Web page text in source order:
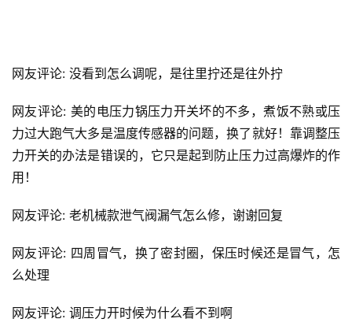
网友评论: 没看到怎么调呢，是往里拧还是往外拧
网友评论: 美的电压力锅压力开关坏的不多，煮饭不熟或压
力过大跑气大多是温度传感器的问题，换了就好！靠调整压
力开关的办法是错误的，它只是起到防止压力过高爆炸的作
用！
网友评论: 老机械款泄气阀漏气怎么修，谢谢回复
网友评论: 四周冒气，换了密封圈，保压时候还是冒气，怎
么处理
网友评论: 调压力开时候为什么看不到啊